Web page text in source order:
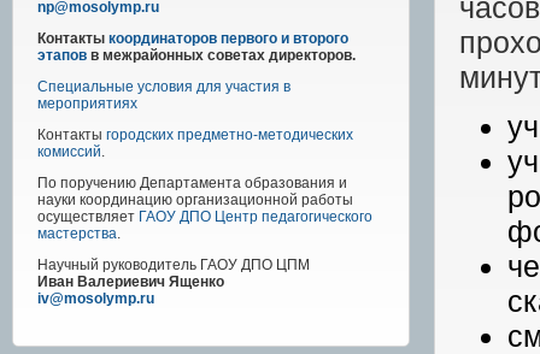
np@mosolymp.ru
Контакты координаторов первого и второго
этапов в межрайонных советах директоров.
Специальные условия для участия в
мероприятиях
Контакты городских предметно-методических
комиссий.
По поручению Департамента образования и
науки координацию организационной работы
осуществляет ГАОУ ДПО Центр педагогического
мастерства.
Научный руководитель ГАОУ ДПО ЦПМ
Иван Валериевич Ященко
iv@mosolymp.ru